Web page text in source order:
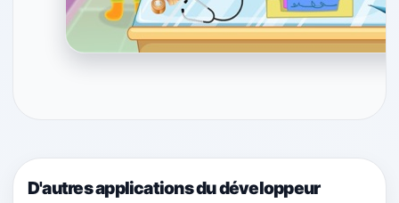
D'autres applications du développeur